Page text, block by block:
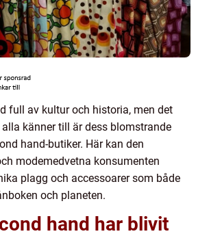
full av kultur och historia, men det
känner till är dess blomstrande
hand-butiker. Här kan den
modemedvetna konsumenten
plagg och accessoarer som både
och planeten.
hand har blivit